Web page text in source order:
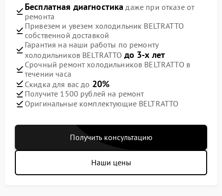
Бесплатная диагностика даже при отказе от
ремонта
Привезем и увезем холодильник BELTRATTO
собственной доставкой
Гарантия на наши работы по ремонту
холодильников BELTRATTO до 3-х лет
Срочный ремонт холодильников BELTRATTO в
течении часа
Скидка для вас до 20%
Получите 1500 рублей на ремонт
Оригинальные комплектующие BELTRATTO
Получить консультацию
Наши цены